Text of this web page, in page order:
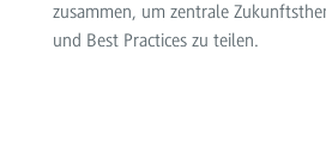
zusammen, um zentrale
und Best Practices zu teilen.